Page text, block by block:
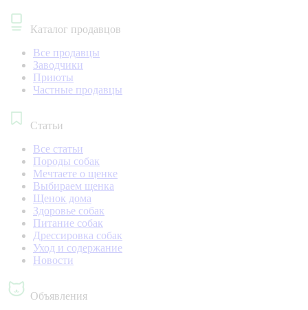
Каталог продавцов
Все продавцы
Заводчики
Приюты
Частные продавцы
Статьи
Все статьи
Породы собак
Мечтаете о щенке
Выбираем щенка
Щенок дома
Здоровье собак
Питание собак
Дрессировка собак
Уход и содержание
Новости
Объявления